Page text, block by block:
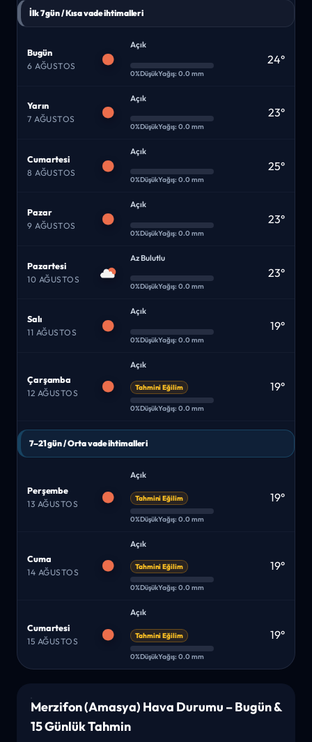
İlk 7 gün / Kısa vade ihtimalleri
Bugün
6 AĞUSTOS
Açık
0%DüşükYağış: 0.0 mm
24°
Yarın
7 AĞUSTOS
Açık
0%DüşükYağış: 0.0 mm
23°
Cumartesi
8 AĞUSTOS
Açık
0%DüşükYağış: 0.0 mm
25°
Pazar
9 AĞUSTOS
Açık
0%DüşükYağış: 0.0 mm
23°
Pazartesi
10 AĞUSTOS
Az Bulutlu
0%DüşükYağış: 0.0 mm
23°
Salı
11 AĞUSTOS
Açık
0%DüşükYağış: 0.0 mm
19°
Çarşamba
12 AĞUSTOS
Açık
Tahmini Eğilim
0%DüşükYağış: 0.0 mm
19°
7–21 gün / Orta vade ihtimalleri
Perşembe
13 AĞUSTOS
Açık
Tahmini Eğilim
0%DüşükYağış: 0.0 mm
19°
Cuma
14 AĞUSTOS
Açık
Tahmini Eğilim
0%DüşükYağış: 0.0 mm
19°
Cumartesi
15 AĞUSTOS
Açık
Tahmini Eğilim
0%DüşükYağış: 0.0 mm
19°
Merzifon (Amasya) Hava Durumu – Bugün &
15 Günlük Tahmin